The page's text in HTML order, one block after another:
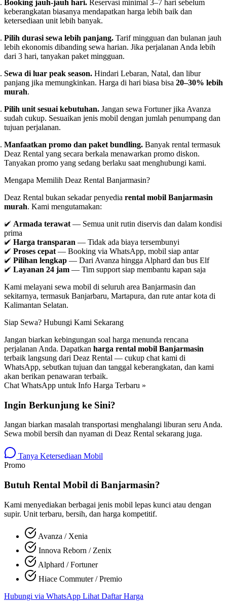
Booking jauh-jauh hari. Reservasi minimal 3–7 hari sebelum
keberangkatan biasanya mendapatkan harga lebih baik dan
ketersediaan unit lebih banyak.
Pilih durasi sewa lebih panjang. Tarif mingguan dan bulanan jauh
lebih ekonomis dibanding sewa harian. Jika perjalanan Anda lebih
dari 3 hari, tanyakan paket mingguan.
Sewa di luar peak season. Hindari Lebaran, Natal, dan libur
panjang jika memungkinkan. Harga di hari biasa bisa 20–30% lebih
murah.
Pilih unit sesuai kebutuhan. Jangan sewa Fortuner jika Avanza
sudah cukup. Sesuaikan jenis mobil dengan jumlah penumpang dan
tujuan perjalanan.
Manfaatkan promo dan paket bundling. Banyak rental termasuk
Deaz Rental yang secara berkala menawarkan promo diskon.
Tanyakan promo yang sedang berlaku saat menghubungi kami.
Mengapa Memilih Deaz Rental Banjarmasin?
Deaz Rental bukan sekadar penyedia rental mobil Banjarmasin
murah. Kami mengutamakan:
✅ Armada terawat — Semua unit rutin diservis dan dalam kondisi
prima
✅ Harga transparan — Tidak ada biaya tersembunyi
✅ Proses cepat — Booking via WhatsApp, mobil siap antar
✅ Pilihan lengkap — Dari Avanza hingga Alphard dan bus Elf
✅ Layanan 24 jam — Tim support siap membantu kapan saja
Kami melayani sewa mobil di seluruh area Banjarmasin dan
sekitarnya, termasuk Banjarbaru, Martapura, dan rute antar kota di
Kalimantan Selatan.
Siap Sewa? Hubungi Kami Sekarang
Jangan biarkan kebingungan soal harga menunda rencana
perjalanan Anda. Dapatkan harga rental mobil Banjarmasin
terbaik langsung dari Deaz Rental — cukup chat kami di
WhatsApp, sebutkan tujuan dan tanggal keberangkatan, dan kami
akan berikan penawaran terbaik.
Chat WhatsApp untuk Info Harga Terbaru »
Ingin Berkunjung ke Sini?
Jangan biarkan masalah transportasi menghalangi liburan seru Anda.
Sewa mobil bersih dan nyaman di Deaz Rental sekarang juga.
Tanya Ketersediaan Mobil
Promo
Butuh Rental Mobil di Banjarmasin?
Kami menyediakan berbagai jenis mobil lepas kunci atau dengan
supir. Unit terbaru, bersih, dan harga kompetitif.
Avanza / Xenia
Innova Reborn / Zenix
Alphard / Fortuner
Hiace Commuter / Premio
Hubungi via WhatsApp Lihat Daftar Harga